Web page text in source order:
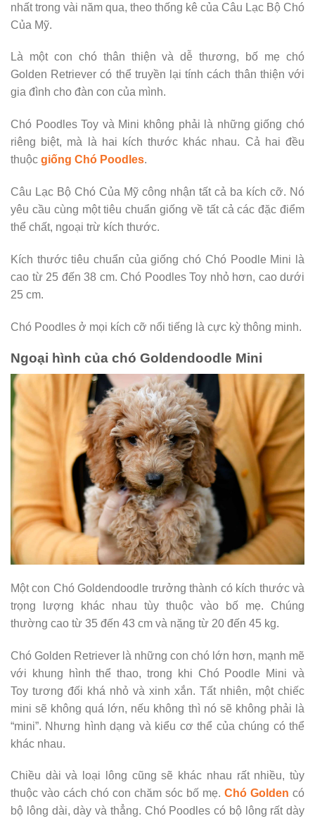
nhất trong vài năm qua, theo thống kê của Câu Lạc Bộ Chó
Của Mỹ.
Là một con chó thân thiện và dễ thương, bố mẹ chó
Golden Retriever có thể truyền lại tính cách thân thiện với
gia đình cho đàn con của mình.
Chó Poodles Toy và Mini không phải là những giống chó
riêng biệt, mà là hai kích thước khác nhau. Cả hai đều
thuộc giống Chó Poodles.
Câu Lạc Bộ Chó Của Mỹ công nhận tất cả ba kích cỡ. Nó
yêu cầu cùng một tiêu chuẩn giống về tất cả các đặc điểm
thể chất, ngoại trừ kích thước.
Kích thước tiêu chuẩn của giống chó Chó Poodle Mini là
cao từ 25 đến 38 cm. Chó Poodles Toy nhỏ hơn, cao dưới
25 cm.
Chó Poodles ở mọi kích cỡ nổi tiếng là cực kỳ thông minh.
Ngoại hình của chó Goldendoodle Mini
Một con Chó Goldendoodle trưởng thành có kích thước và
trọng lượng khác nhau tùy thuộc vào bố mẹ. Chúng
thường cao từ 35 đến 43 cm và nặng từ 20 đến 45 kg.
Chó Golden Retriever là những con chó lớn hơn, mạnh mẽ
với khung hình thể thao, trong khi Chó Poodle Mini và
Toy tương đối khá nhỏ và xinh xắn. Tất nhiên, một chiếc
mini sẽ không quá lớn, nếu không thì nó sẽ không phải là
“mini”. Nhưng hình dạng và kiểu cơ thể của chúng có thể
khác nhau.
Chiều dài và loại lông cũng sẽ khác nhau rất nhiều, tùy
thuộc vào cách chó con chăm sóc bố mẹ. Chó Golden có
bộ lông dài, dày và thẳng. Chó Poodles có bộ lông rất dày